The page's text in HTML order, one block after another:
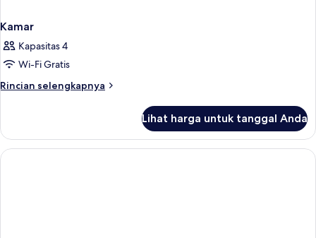
Kamar
Kapasitas 4
Wi-Fi Gratis
Rincian selengkapnya
Rincian
Kamar
Lihat harga untuk tanggal Anda